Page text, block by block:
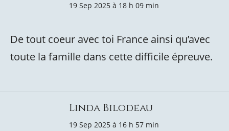
19 Sep 2025 à 18 h 09 min
De tout coeur avec toi France ainsi qu’avec
toute la famille dans cette difficile épreuve.
Linda Bilodeau
19 Sep 2025 à 16 h 57 min